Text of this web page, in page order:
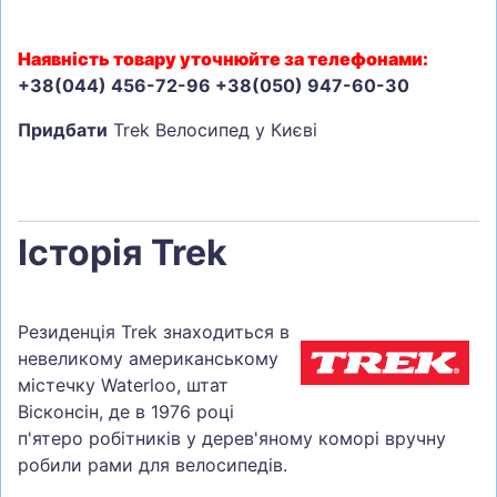
Наявність товару уточнюйте за телефонами:
+38(044) 456-72-96 +38(050) 947-60-30
Придбати Trek Велосипед у Києві
Історія Trek
Резиденція Trek знаходиться в
невеликому американському
містечку Waterloo, штат
Вісконсін, де в 1976 році
п'ятеро робітників у дерев'яному коморі вручну
робили рами для велосипедів.